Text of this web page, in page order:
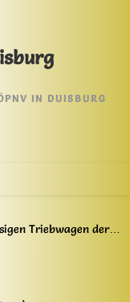
IN DUISBURG
Triebwagen der…